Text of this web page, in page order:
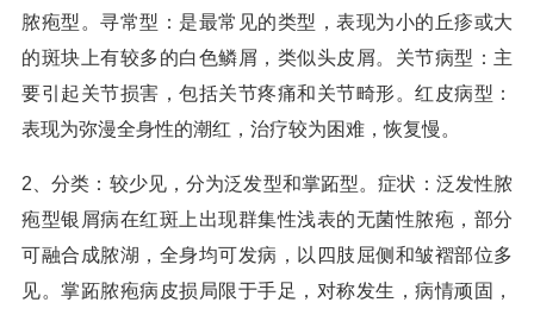
脓疱型。寻常型：是最常见的类型，表现为小的丘疹或大
的斑块上有较多的白色鳞屑，类似头皮屑。关节病型：主
要引起关节损害，包括关节疼痛和关节畸形。红皮病型：
表现为弥漫全身性的潮红，治疗较为困难，恢复慢。
2、分类：较少见，分为泛发型和掌跖型。症状：泛发性脓
疱型银屑病在红斑上出现群集性浅表的无菌性脓疱，部分
可融合成脓湖，全身均可发病，以四肢屈侧和皱褶部位多
见。掌跖脓疱病皮损局限于手足，对称发生，病情顽固，